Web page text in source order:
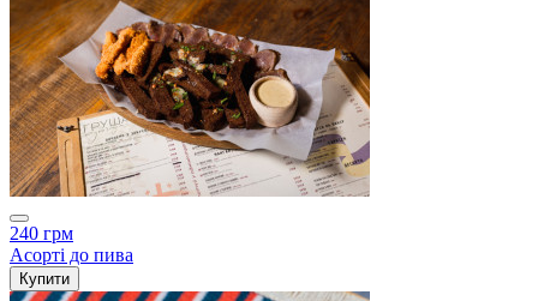
240 грм
Асорті до пива
Купити